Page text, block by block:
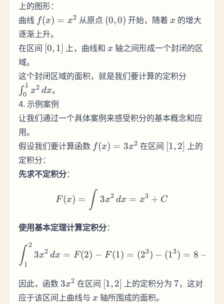
x^2
上的图形：
曲线 f(x)
=
x^2
f(x) = x2 从原点 (0,
(0,0) 开始，随着x
x 的增大
逐渐上升。
在区间 [0,
[0, 1] 上，曲线和x
x 轴之间形成一个封闭的区
域。
这个封闭区域的面积，就是我们要计算的定积分
∫0
1
x2 dx。
4. 示例案例
让我们通过一个具体案例来感受积分的基本概念和应
用。
假设我们要计算函数 f(x)
f(x) = 3x2 在区间 [1,
[1, 2] 上的
定积分：
先求不定积分：
F(x) = \int 3x^2 \, dx =
F (x) = ∫ 3x2 dx = x3 + C
使用基本定理计算定积分：
\int_1^2 3x^2 \, dx =
∫1
2
3x2 dx = F(2) − F (1) = (23) − (13) = 8 −
因此，函数3x^2
3x2 在区间 [1,
2]
[1, 2] 上的定积分为 7
7，这对
应于该区间上曲线与 x
x 轴所围成的面积。